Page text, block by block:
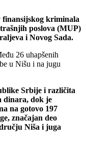
kriminala
poslova (MUP)
i Novog Sada.
Srbije i različita
dinara, dok je
na gotovo 197
značajan deo
Niša i juga